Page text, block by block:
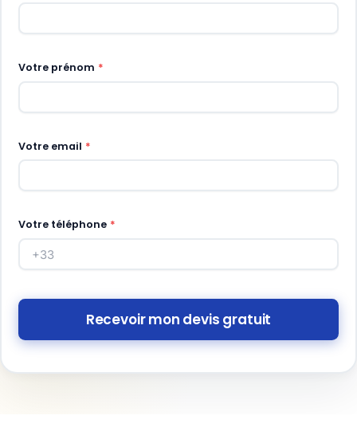
Votre prénom *
Votre email *
Votre téléphone *